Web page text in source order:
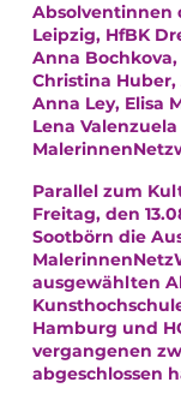
Absolventinnen
Leipzig, HfBK
Anna
Christina
Anna Ley, Elisa
Lena
Parallel zum
Freitag, den
Sootbörn die
ausgewählten
Hamburg und
vergangenen
abgeschlossen